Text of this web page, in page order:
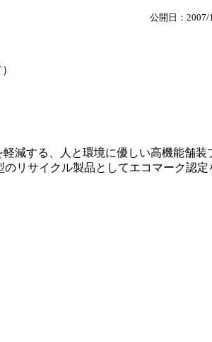
公開日：2007/
減する、人と環境に優しい高機能舗装
リサイクル製品としてエコマーク認定